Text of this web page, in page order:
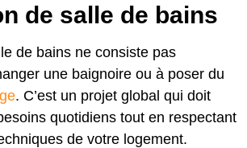
de salle de bains
de bains ne consiste pas
une baignoire ou à poser du
. C’est un projet global qui doit
quotidiens tout en respectant
de votre logement.